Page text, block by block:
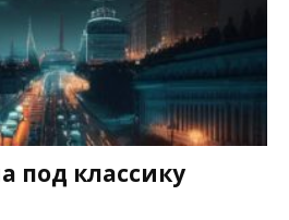
под классику